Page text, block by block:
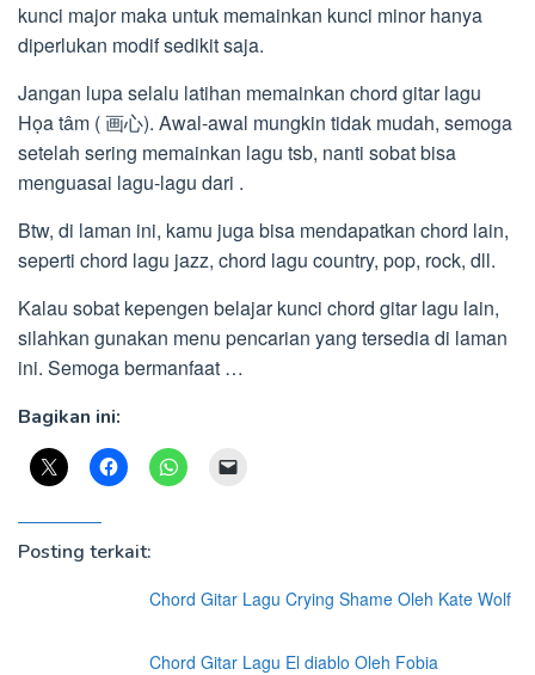
kunci major maka untuk memainkan kunci minor hanya
diperlukan modif sedikit saja.
Jangan lupa selalu latihan memainkan chord gitar lagu
Họa tâm ( 画心). Awal-awal mungkin tidak mudah, semoga
setelah sering memainkan lagu tsb, nanti sobat bisa
menguasai lagu-lagu dari .
Btw, di laman ini, kamu juga bisa mendapatkan chord lain,
seperti chord lagu jazz, chord lagu country, pop, rock, dll.
Kalau sobat kepengen belajar kunci chord gitar lagu lain,
silahkan gunakan menu pencarian yang tersedia di laman
ini. Semoga bermanfaat …
Bagikan ini:
Posting terkait:
Chord Gitar Lagu Crying Shame Oleh Kate Wolf
Chord Gitar Lagu El diablo Oleh Fobia